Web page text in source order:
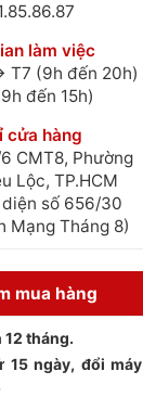
làm việc
T7 (9h đến 20h)
đến 15h)
cửa hàng
CMT8, Phường
Lộc, TP.HCM
số 656/30
Mạng Tháng 8)
mua hàng
12 tháng.
15 ngày, đổi máy